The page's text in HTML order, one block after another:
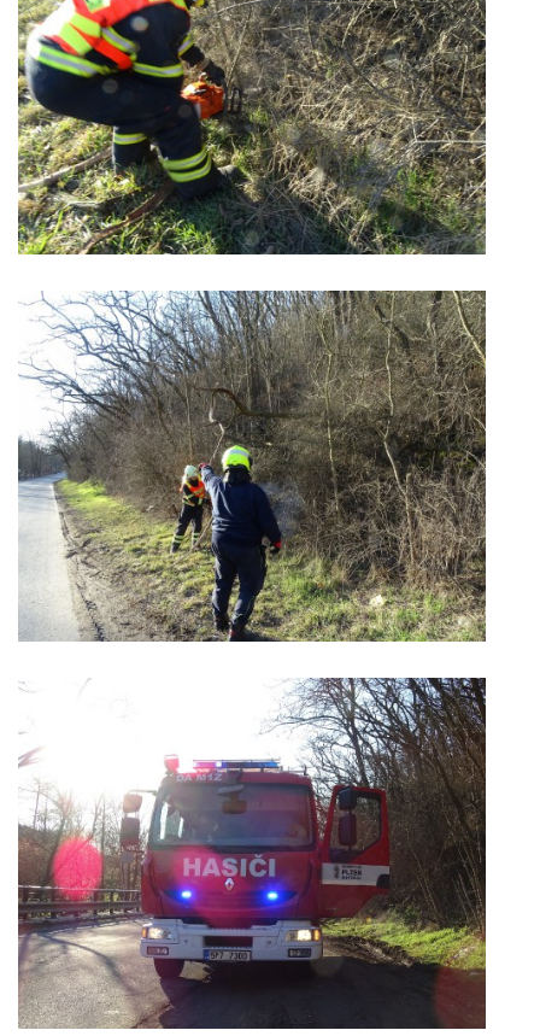
Koterovská náves 15
326 00 Plzeň
záznamník/fax.377443505 mob.725725474
hasicikoterov@email.cz
© 2026 eStránky.cz |RSS|WebSlice |Tisk|Aktualizováno: 4. 8. 2026
Nahoru ↑